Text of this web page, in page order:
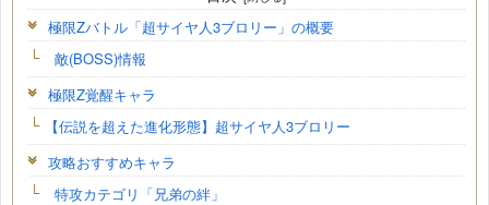
極限Zバトル「超サイヤ人3ブロリー」の概要
敵(BOSS)情報
極限Z覚醒キャラ
【伝説を超えた進化形態】超サイヤ人3ブロリー
攻略おすすめキャラ
特攻カテゴリ「兄弟の絆」